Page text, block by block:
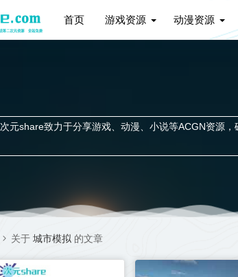
首页 游戏资源 动漫资源
次元share致力于分享游戏、动漫、小说等ACGN资源
关于 城市模拟 的文章